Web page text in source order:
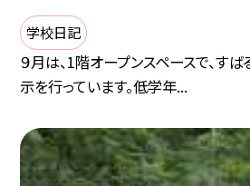
学校日記
９月は、1階オープンスペースで、す
示を行っています。低学年...